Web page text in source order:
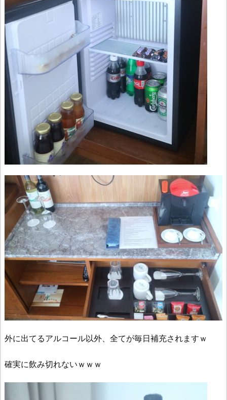
外に出てるアルコール以外、全てが毎日補充されますｗ
確実に飲み切れないｗｗｗ